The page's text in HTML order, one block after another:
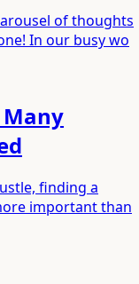
of thoughts
In our busy wo
Many
finding a
important than